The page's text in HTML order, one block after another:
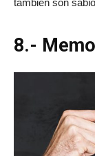
8.-